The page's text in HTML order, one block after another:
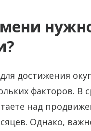
достижения
факторов.
над
Однако,